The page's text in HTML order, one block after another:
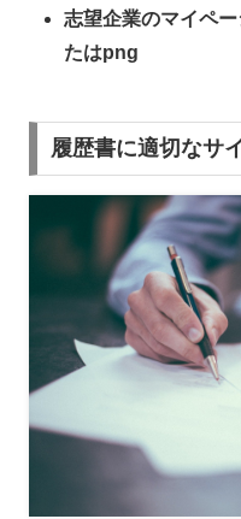
志望企業のマイペ
たはpng
履歴書に適切なサ